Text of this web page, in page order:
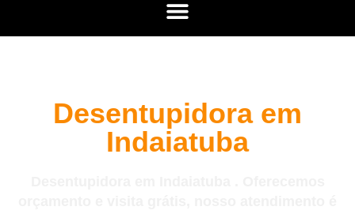
Desentupidora em
Indaiatuba